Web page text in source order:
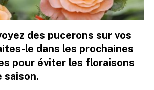
des pucerons sur vos
le dans les prochaines
pour éviter les floraisons
saison.